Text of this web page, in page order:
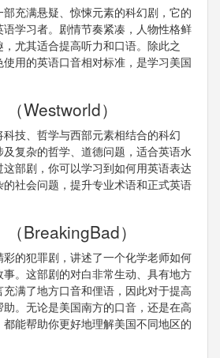
部充满悬疑、惊悚元素的科幻剧，它的
学习者。剧情节奏紧凑，人物性格鲜
尤其适合提高听力和口语。除此之
用的英语口音相对标准，是学习美国
Westworld）
科技、哲学与西部元素相结合的科幻
复杂的哲学、道德问题，适合英语水
部剧，你可以学习到如何用英语表达
社会问题，提升专业术语和正式英语
BreakingBad）
彩的犯罪剧，讲述了一个化学老师如何
。这部剧的对白非常生动、具有地方
满了地方口音和俚语，因此对于提高
。无论是美国南方的口音，还是在高
能帮助你更好地理解美国不同地区的